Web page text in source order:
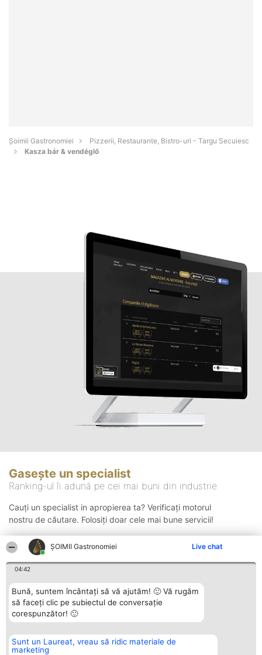
ȘOIMII Gastronomiei Live chat
04:42
Bună, suntem încântați să vă ajutăm! 🙂 Vă rugăm
să faceți clic pe subiectul de conversație
corespunzător! 🙂
Sunt un Laureat, vreau să ridic materiale de
marketing
Șoimii Gastronomiei
Pizzerii, Restaurante, Bistro-uri - Targu Secuiesc
Kasza bár & vendéglő
Gasește un specialist
Ranking-ul îi adună pe cei mai buni din industrie
Cauți un specialist in apropierea ta? Verificați motorul
nostru de căutare. Folosiți doar cele mai bune servicii!
Organizator Ranking
BRIGHT SOLUTIONS BR SRL
Plebiscyt Contact